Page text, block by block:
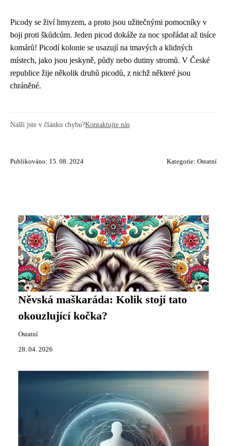
Picody se živí hmyzem, a proto jsou užitečnými pomocníky v
boji proti škůdcům. Jeden picod dokáže za noc spořádat až tisíce
komárů! Picodí kolonie se usazují na tmavých a klidných
místech, jako jsou jeskyně, půdy nebo dutiny stromů. V České
republice žije několik druhů picodů, z nichž některé jsou
chráněné.
Našli jste v článku chybu?Kontaktujte nás
Publikováno: 15. 08. 2024 Kategorie: Ostatní
Něvská maškaráda: Kolik stojí tato
okouzlující kočka?
Ostatní
28. 04. 2026